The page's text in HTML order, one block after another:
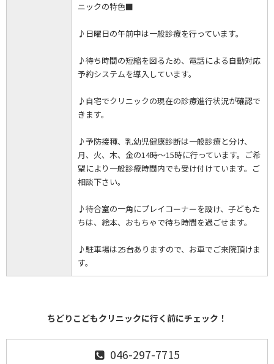
ニックの特色■
♪日曜日の午前中は一般診療を行っています。
♪待ち時間の短縮を図るため、電話による自動対応
予約システムを導入しています。
♪自宅でクリニックの現在の診療進行状況が確認で
きます。
♪予防接種、乳幼児健康診断は一般診療と分け、
月、火、木、金の14時～15時に行っています。ご希
望により一般診療時間内でも受け付けています。ご
相談下さい。
♪待合室の一角にプレイコーナーを設け、子どもた
ちは、絵本、おもちゃで待ち時間を過ごせます。
♪駐車場は25台ありますので、お車でご来院頂けま
す。
ちどりこどもクリニックに行く前にチェック！
046-297-7715